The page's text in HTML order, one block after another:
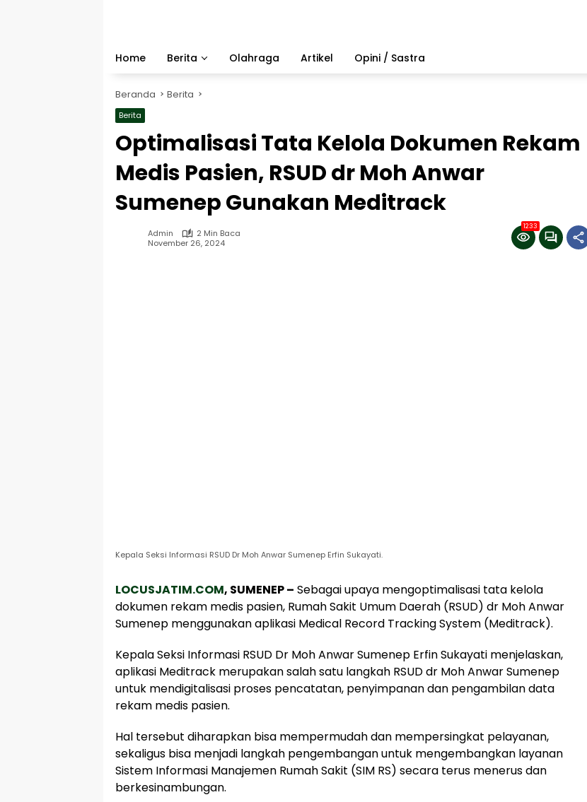
Home
Berita Olahraga Artikel Opini / Sastra
Beranda Berita
Berita
Optimalisasi Tata Kelola Dokumen Rekam
Medis Pasien, RSUD dr Moh Anwar
Sumenep Gunakan Meditrack
Admin
2 Min Baca
November 26, 2024
1233
Kepala Seksi Informasi RSUD Dr Moh Anwar Sumenep Erfin Sukayati.
LOCUSJATIM.COM, SUMENEP – Sebagai upaya mengoptimalisasi tata kelola
dokumen rekam medis pasien, Rumah Sakit Umum Daerah (RSUD) dr Moh Anwar
Sumenep menggunakan aplikasi Medical Record Tracking System (Meditrack).
Kepala Seksi Informasi RSUD Dr Moh Anwar Sumenep Erfin Sukayati menjelaskan,
aplikasi Meditrack merupakan salah satu langkah RSUD dr Moh Anwar Sumenep
untuk mendigitalisasi proses pencatatan, penyimpanan dan pengambilan data
rekam medis pasien.
Hal tersebut diharapkan bisa mempermudah dan mempersingkat pelayanan,
sekaligus bisa menjadi langkah pengembangan untuk mengembangkan layanan
Sistem Informasi Manajemen Rumah Sakit (SIM RS) secara terus menerus dan
berkesinambungan.